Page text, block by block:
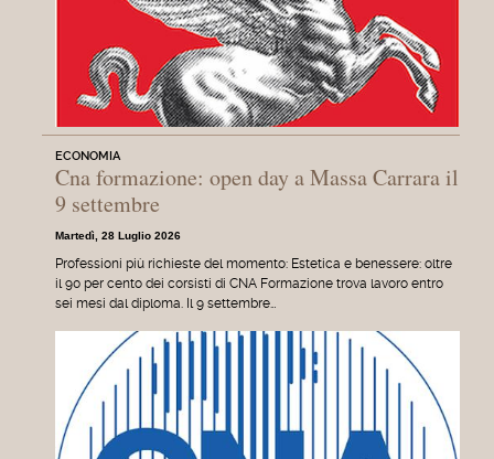
ECONOMIA
Cna formazione: open day a Massa Carrara il
9 settembre
Martedì, 28 Luglio 2026
Professioni più richieste del momento: Estetica e benessere: oltre
il 90 per cento dei corsisti di CNA Formazione trova lavoro entro
sei mesi dal diploma. Il 9 settembre…